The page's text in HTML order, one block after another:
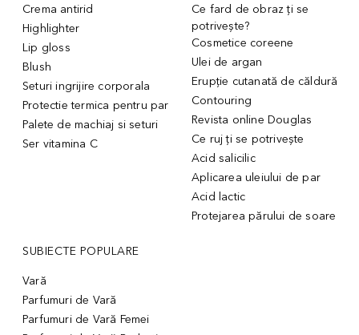
Crema antirid
Highlighter
Lip gloss
Blush
Seturi ingrijire corporala
Protectie termica pentru par
Palete de machiaj si seturi
Ser vitamina C
Ce fard de obraz ți se
potrivește?
Cosmetice coreene
Ulei de argan
Erupție cutanată de căldură
Contouring
Revista online Douglas
Ce ruj ți se potrivește
Acid salicilic
Aplicarea uleiului de par
Acid lactic
Protejarea părului de soare
SUBIECTE POPULARE
Vară
Parfumuri de Vară
Parfumuri de Vară Femei